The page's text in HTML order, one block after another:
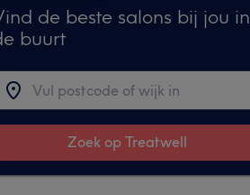
de beste salons bij jou in
buurt
Zoek op Treatwell